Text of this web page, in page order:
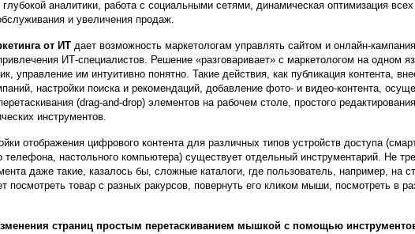
аналитики, работа с социальными сетями, динамическая оптимизация
и увеличения продаж.
от ИТ дает возможность маркетологам управлять сайтом и онлайн-
ИТ-специалистов. Решение «разговаривает» с маркетологом на одном
управление им интуитивно понятно. Такие действия, как публикация контента,
настройки поиска и рекомендаций, добавление фото- и видео-контента,
(drag-and-drop) элементов на рабочем столе, простого
инструментов.
отображения цифрового контента для различных типов устройств доступа
телефона, настольного компьютера) существует отдельный инструментарий. Не
даже такие, казалось бы, сложные каталоги, где пользователь, например, на
посмотреть товар с разных ракурсов, повернуть его кликом мыши, посмотреть в
страниц простым перетаскиванием мышкой с помощью